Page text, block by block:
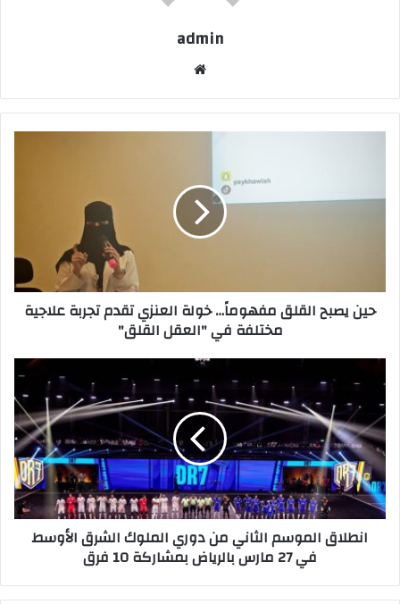
admin
مفهوماً…
علاجية
مختلفة
القلق"
حين يصبح القلق مفهوماً… خولة العنزي تقدم تجربة علاجية
مختلفة في "العقل القلق"
الموسم
الثاني
من
دوري
الملوك
الشرق
الأوسط
في
بمشاركة
انطلاق الموسم الثاني من دوري الملوك الشرق الأوسط
في 27 مارس بالرياض بمشاركة 10 فرق